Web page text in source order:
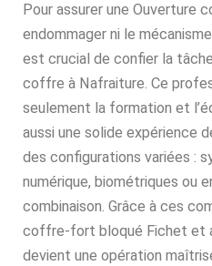
Pour assurer une Ouverture
endommager ni le
est crucial de confier la
coffre à Nafraiture. Ce
seulement la formation et
aussi une solide expérience
des configurations variées :
numérique, biométriques ou
combinaison. Grâce à ces
coffre-fort bloqué Fichet et
devient une opération